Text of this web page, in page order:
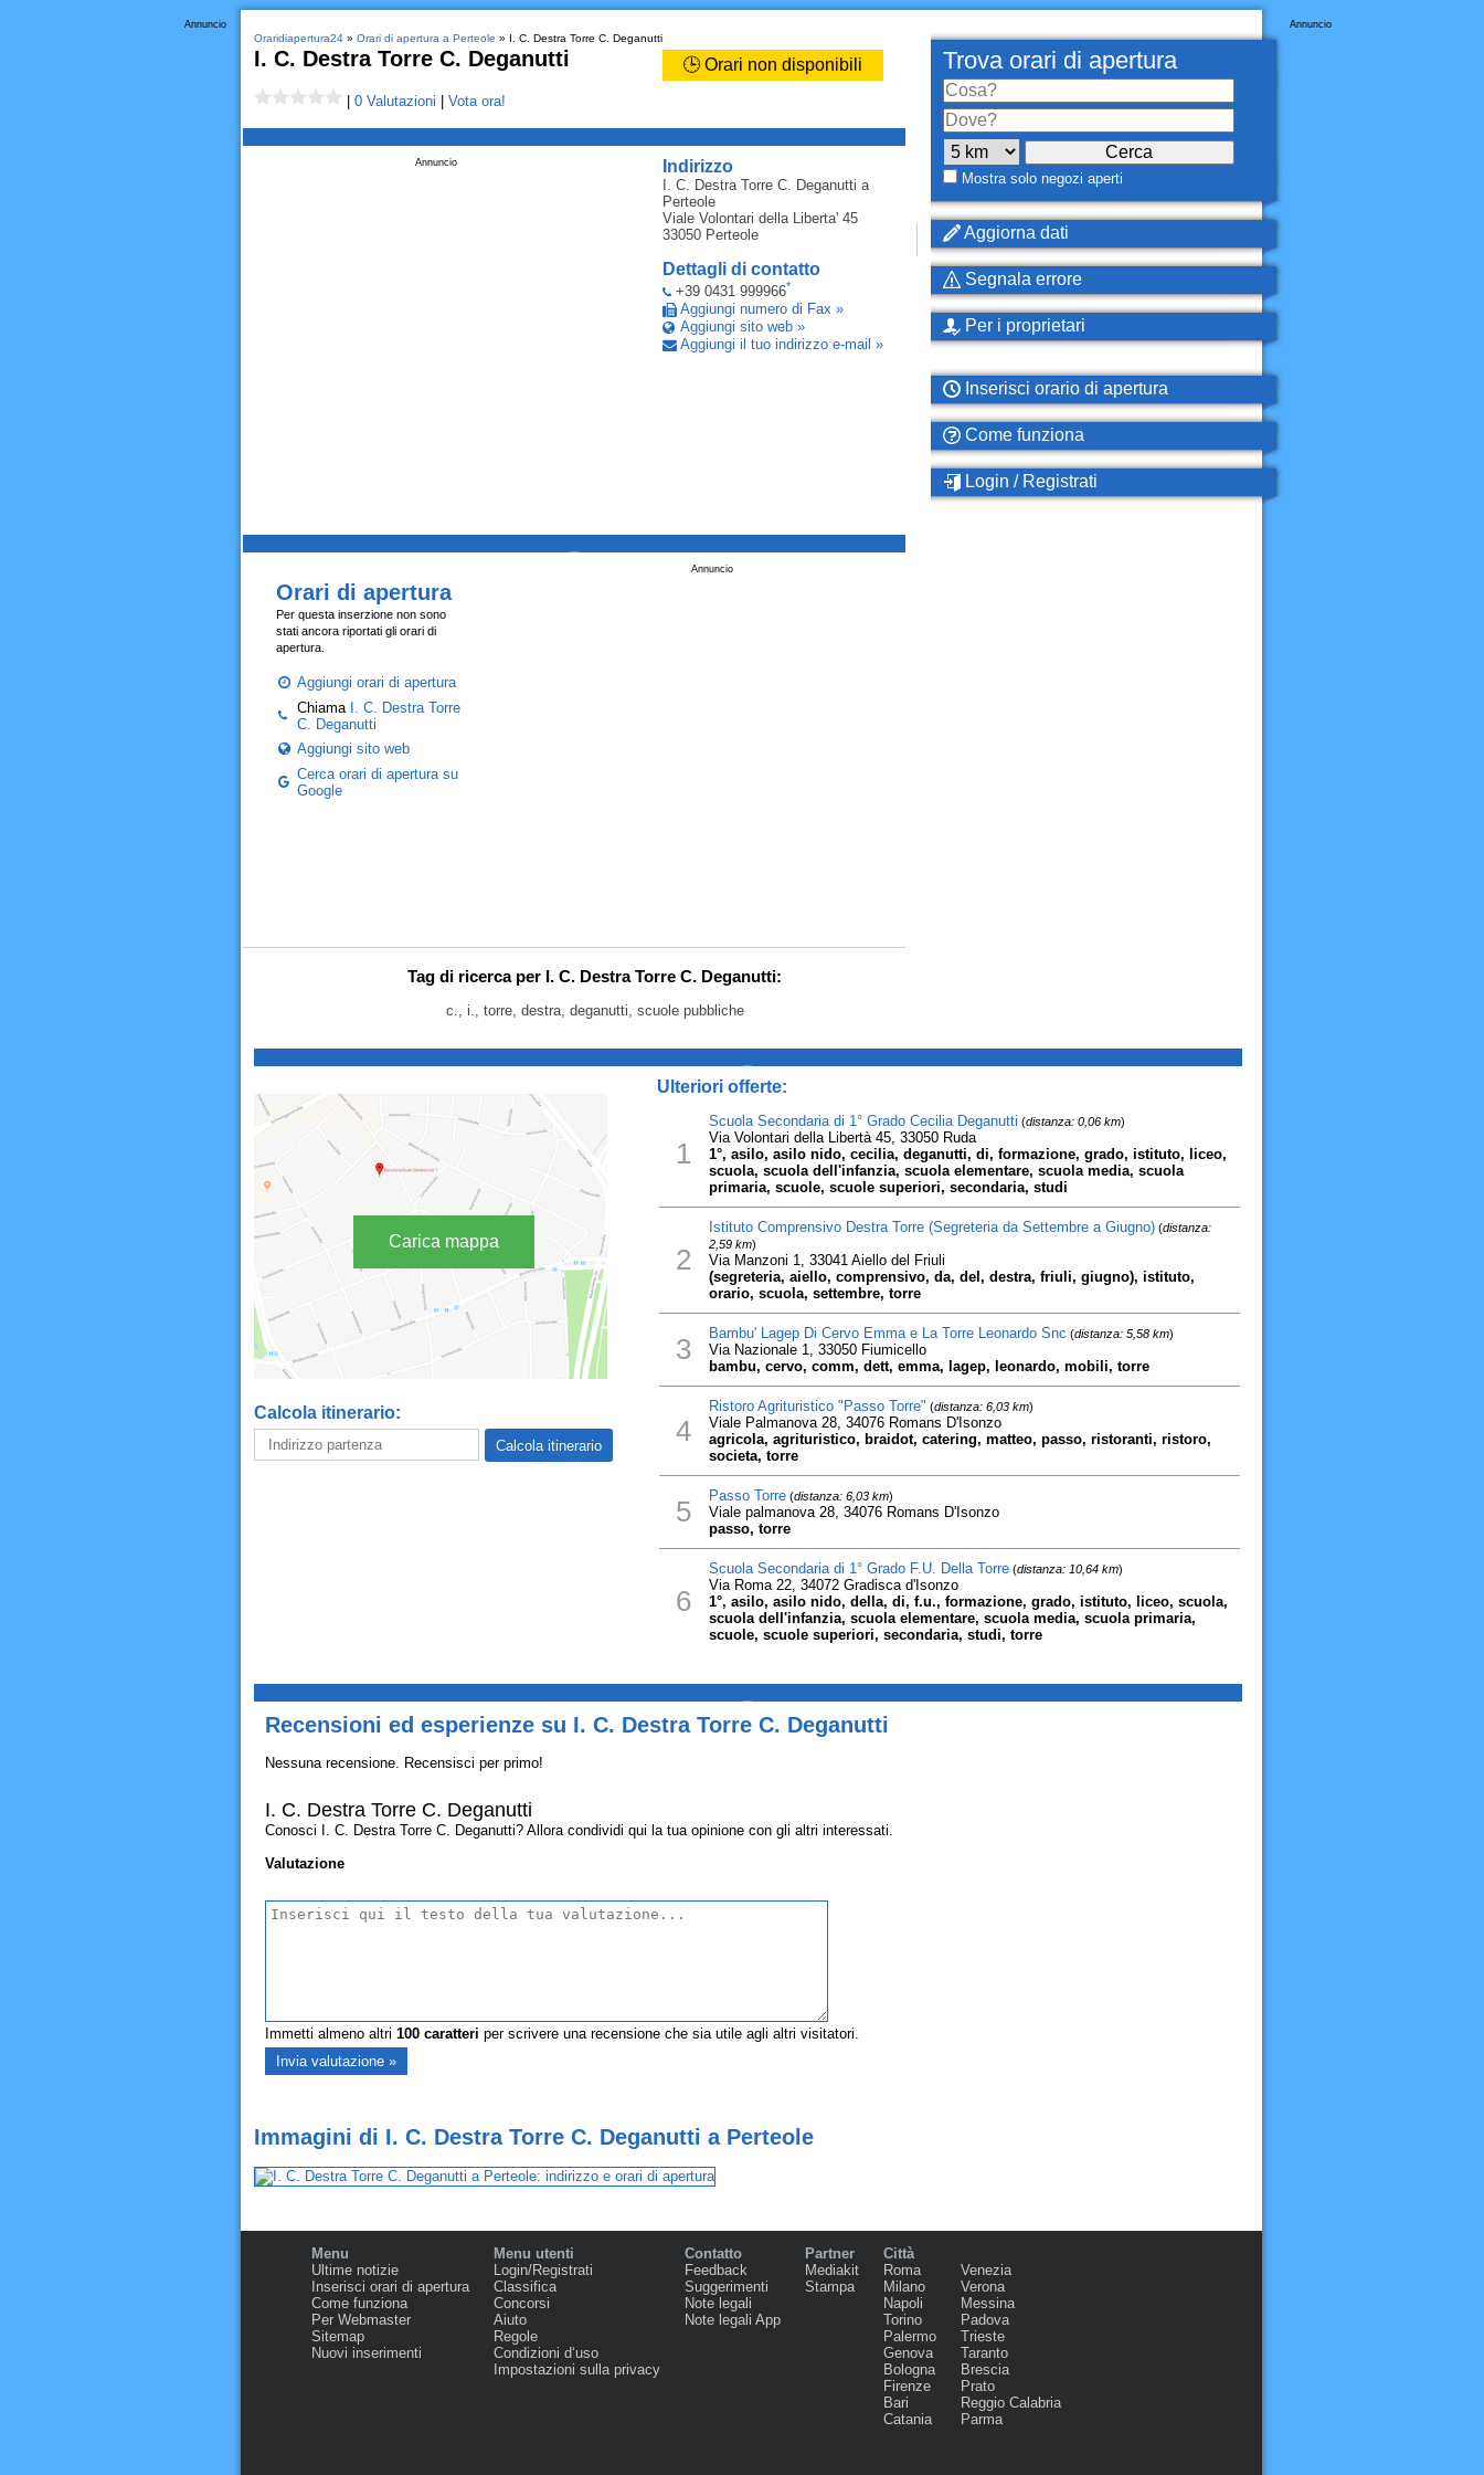
Annuncio
Oraridiapertura24» Orari di apertura a Perteole » I. C. Destra Torre C. Deganutti
I. C. Destra Torre C. Deganutti 🕒 Orari non disponibili
0 Valutazioni Vota ora!
Indirizzo
I. C. Destra Torre C. Deganutti a
Perteole
Viale Volontari della Liberta' 45
33050 Perteole
Dettagli di contatto
+39 0431 999966*
Aggiungi numero di Fax »
Aggiungi sito web »
Aggiungi il tuo indirizzo e-mail »
Annuncio
Annuncio
Orari di apertura
Per questa inserzione non sono
stati ancora riportati gli orari di
apertura.
Aggiungi orari di apertura
Chiama I. C. Destra Torre
C. Deganutti
Aggiungi sito web
Cerca orari di apertura su
Google
Tag di ricerca per I. C. Destra Torre C. Deganutti:
c., i., torre, destra, deganutti, scuole pubbliche
Annuncio
Trova orari di apertura
Mostra solo negozi aperti
Aggiorna dati
Segnala errore
Per i proprietari
Inserisci orario di apertura
Come funziona
Login / Registrati
Carica mappa
Calcola itinerario:
Ulteriori offerte:
1
Scuola Secondaria di 1° Grado Cecilia Deganutti (distanza: 0,06 km)
Via Volontari della Libertà 45, 33050 Ruda
1°, asilo, asilo nido, cecilia, deganutti, di, formazione, grado, istituto, liceo,
scuola, scuola dell'infanzia, scuola elementare, scuola media, scuola
primaria, scuole, scuole superiori, secondaria, studi
2
Istituto Comprensivo Destra Torre (Segreteria da Settembre a Giugno)(distanza:
2,59 km)
Via Manzoni 1, 33041 Aiello del Friuli
(segreteria, aiello, comprensivo, da, del, destra, friuli, giugno), istituto,
orario, scuola, settembre, torre
3 Bambu' Lagep Di Cervo Emma e La Torre Leonardo Snc (distanza: 5,58 km)
Via Nazionale 1, 33050 Fiumicello
bambu, cervo, comm, dett, emma, lagep, leonardo, mobili, torre
4
Ristoro Agrituristico "Passo Torre" (distanza: 6,03 km)
Viale Palmanova 28, 34076 Romans D'Isonzo
agricola, agrituristico, braidot, catering, matteo, passo, ristoranti, ristoro,
societa, torre
5 Passo Torre(distanza: 6,03 km)
Viale palmanova 28, 34076 Romans D'Isonzo
passo, torre
6
Scuola Secondaria di 1° Grado F.U. Della Torre(distanza: 10,64 km)
Via Roma 22, 34072 Gradisca d'Isonzo
1°, asilo, asilo nido, della, di, f.u., formazione, grado, istituto, liceo, scuola,
scuola dell'infanzia, scuola elementare, scuola media, scuola primaria,
scuole, scuole superiori, secondaria, studi, torre
Recensioni ed esperienze su I. C. Destra Torre C. Deganutti
Nessuna recensione. Recensisci per primo!
I. C. Destra Torre C. Deganutti
Conosci I. C. Destra Torre C. Deganutti? Allora condividi qui la tua opinione con gli altri interessati.
Valutazione
Immetti almeno altri 100caratteri per scrivere una recensione che sia utile agli altri visitatori.
Immagini di I. C. Destra Torre C. Deganutti a Perteole
Menu
Ultime notizie
Inserisci orari di apertura
Come funziona
Per Webmaster
Sitemap
Nuovi inserimenti
Menu utenti
Login/Registrati
Classifica
Concorsi
Aiuto
Regole
Condizioni d‘uso
Impostazioni sulla privacy
Contatto
Feedback
Suggerimenti
Note legali
Note legali App
Partner
Mediakit
Stampa
Città
Roma
Milano
Napoli
Torino
Palermo
Genova
Bologna
Firenze
Bari
Catania
Venezia
Verona
Messina
Padova
Trieste
Taranto
Brescia
Prato
Reggio Calabria
Parma